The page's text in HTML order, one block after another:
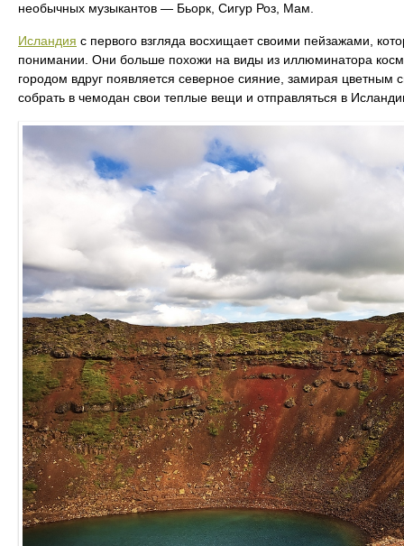
необычных музыкантов — Бьорк, Сигур Роз, Мам.
Исландия с первого взгляда восхищает своими пейзажами,
понимании. Они больше похожи на виды из иллюминатора
городом вдруг появляется северное сияние, замирая
собрать в чемодан свои теплые вещи и отправляться в